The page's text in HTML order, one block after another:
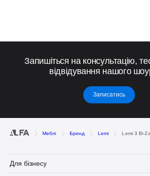
Запишіться на консультацію,
відвідування нашого
Записатись
Меблі Бренд Lemi Lemi 3 Bi-
Для бізнесу